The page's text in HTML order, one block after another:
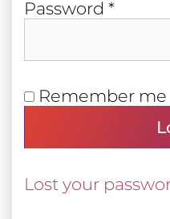
Pass­word *
Remember me
Lost your